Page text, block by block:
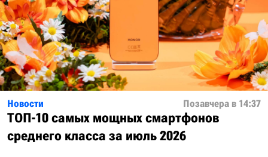
Новости Позавчера в 14:37
ТОП-10 самых мощных смартфонов
среднего класса за июль 2026